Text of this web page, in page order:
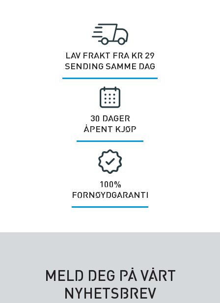
LAV FRAKT FRA KR 29
SENDING SAMME DAG
30 DAGER
ÅPENT KJØP
100%
FORNØYDGARANTI
MELD DEG PÅ VÅRT
NYHETSBREV